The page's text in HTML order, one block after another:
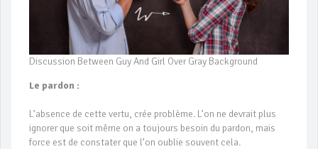
Discussion Between Guy And Girl Over Gray Background
Le pardon :
L’absence de cette vertu, crée problème. L’on ne devrait plus
ignorer que soit même on a toujours besoin du pardon, mais
force est de constater que l’on oublie souvent cela.